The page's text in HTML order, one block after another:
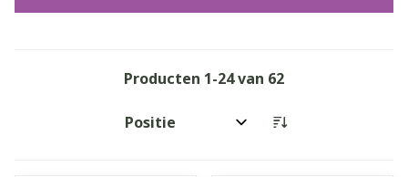
Producten 1-24van 62
Sorteer op: